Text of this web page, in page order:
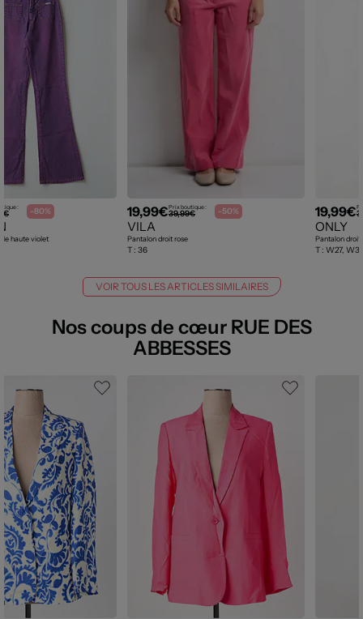
: -80%
haute violet
19,99€Prix boutique :
39,99€ -50%
VILA
Pantalon droit rose
T : 36
19,99€
ONLY
Pantalon droit
T : W27,
VOIR TOUS LES ARTICLES SIMILAIRES
Nos coups de cœur RUE DES
ABBESSES